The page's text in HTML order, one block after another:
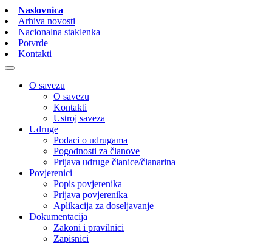
Naslovnica
Arhiva novosti
Nacionalna staklenka
Potvrde
Kontakti
O savezu
O savezu
Kontakti
Ustroj saveza
Udruge
Podaci o udrugama
Pogodnosti za članove
Prijava udruge članice/članarina
Povjerenici
Popis povjerenika
Prijava povjerenika
Aplikacija za doseljavanje
Dokumentacija
Zakoni i pravilnici
Zapisnici